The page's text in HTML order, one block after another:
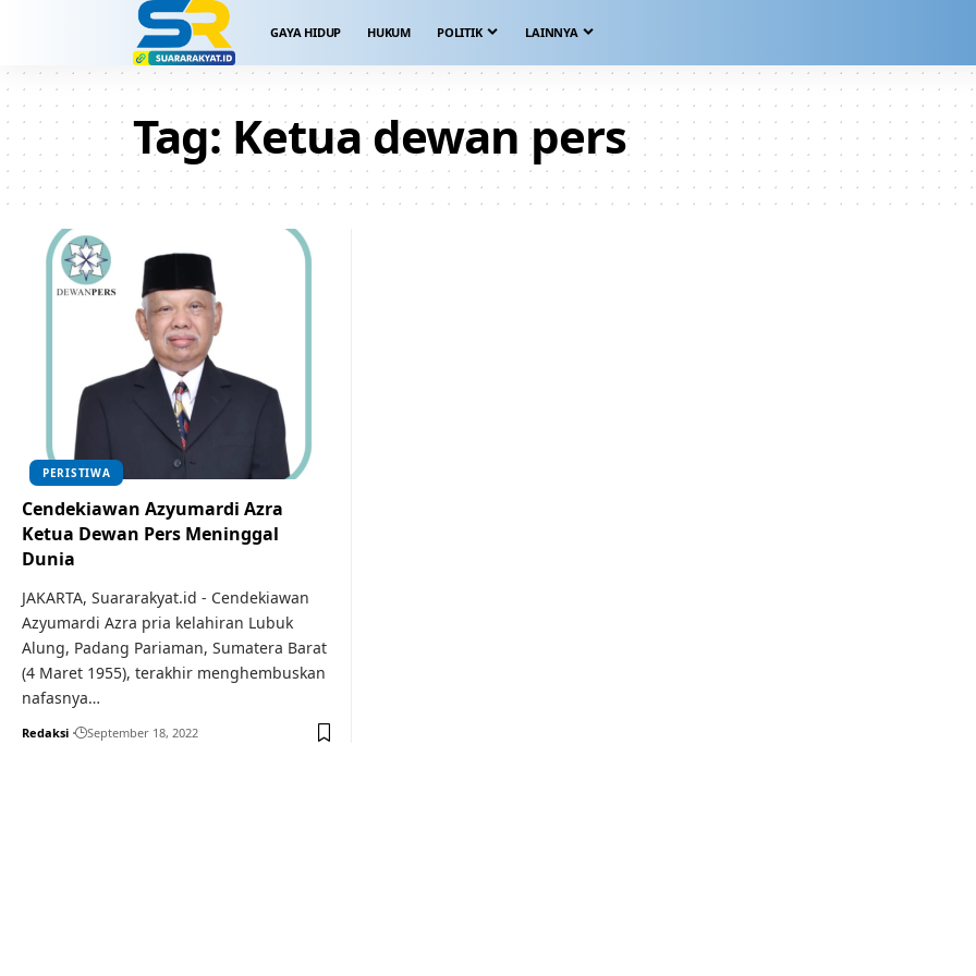
GAYA HIDUP HUKUM POLITIK LAINNYA
Tag: Ketua dewan pers
PERISTIWA
Cendekiawan Azyumardi Azra
Ketua Dewan Pers Meninggal
Dunia
JAKARTA, Suararakyat.id - Cendekiawan
Azyumardi Azra pria kelahiran Lubuk
Alung, Padang Pariaman, Sumatera Barat
(4 Maret 1955), terakhir menghembuskan
nafasnya…
Redaksi September 18, 2022